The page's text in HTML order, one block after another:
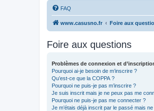
FAQ
www.casusno.fr Foire aux
Foire aux questions
Problèmes de connexion et
Pourquoi ai-je besoin de m’inscrire ?
Qu’est-ce que la COPPA ?
Pourquoi ne puis-je pas m’inscrire ?
Je suis inscrit mais je ne peux pas me
Pourquoi ne puis-je pas me connecter ?
Je m’étais déjà inscrit par le passé mais